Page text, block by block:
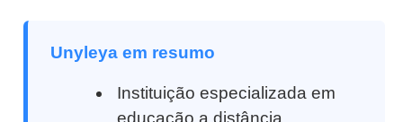
Unyleya em resumo
Instituição especializada em
educação a distância